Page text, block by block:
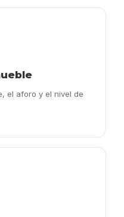
el aforo y el nivel de